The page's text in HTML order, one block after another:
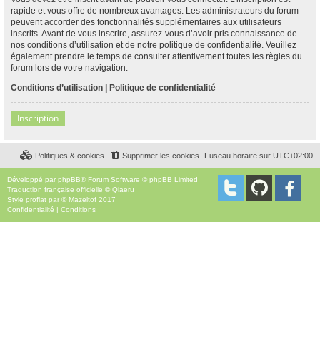
rapide et vous offre de nombreux avantages. Les administrateurs du forum
peuvent accorder des fonctionnalités supplémentaires aux utilisateurs
inscrits. Avant de vous inscrire, assurez-vous d’avoir pris connaissance de
nos conditions d’utilisation et de notre politique de confidentialité. Veuillez
également prendre le temps de consulter attentivement toutes les règles du
forum lors de votre navigation.
Conditions d’utilisation | Politique de confidentialité
Inscription
Fuseau horaire sur UTC+02:00
Supprimer les cookies
Politiques & cookies
Développé par phpBB® Forum Software © phpBB Limited
Traduction française officielle ©Qiaeru
Style proflat par © Mazeltof 2017
Confidentialité | Conditions